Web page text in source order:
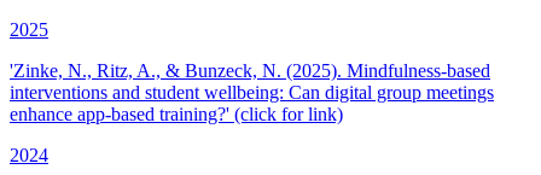
2025
'Zinke, N., Ritz, A., & Bunzeck, N. (2025). Mindfulness-based
interventions and student wellbeing: Can digital group meetings
enhance app-based training?' (click for link)
2024